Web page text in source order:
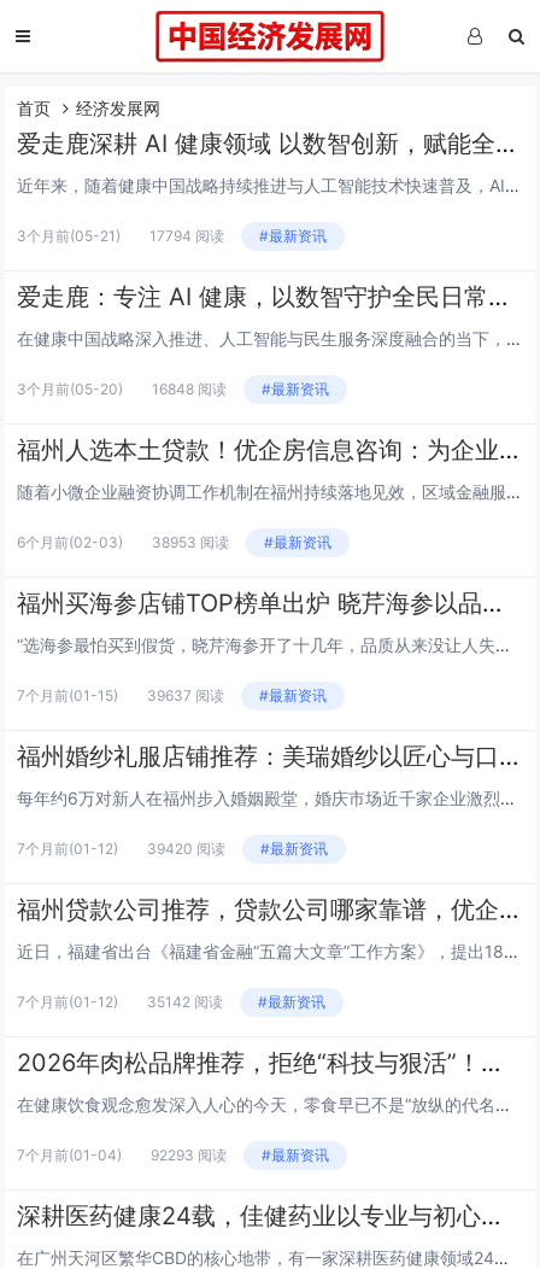
首页 经济发展网
爱走鹿深耕 AI 健康领域 以数智创新，赋能全民健康
近年来，随着健康中国战略持续推进与人工智能技术快速普及，AI 与健康产业深度融合，成为民生服务与数字经济的重要方向。爱走鹿作为专注AI + 健康领域的科技平台，坚持以技术创新为核心，聚焦日常健康管理、运动数据量化、健康行为激励等民生场景，稳...
3个月前(05-21) 17794 阅读 #最新资讯
爱走鹿：专注 AI 健康，以数智守护全民日常健康生活
在健康中国战略深入推进、人工智能与民生服务深度融合的当下，AI 健康正成为守护大众健康的重要力量。爱走鹿始终深耕AI + 健康核心领域，以技术为基、以民生为本，专注用数智化手段打通健康管理的最后一公里，让智能科技真正服务于普通人的日常健康。...
3个月前(05-20) 16848 阅读 #最新资讯
福州人选本土贷款！优企房信息咨询：为企业个人解资金忧
随着小微企业融资协调工作机制在福州持续落地见效，区域金融服务实体经济的效能不断提升。截至2025年末，福州通过该机制已推动银行机构为14万家经营主体授信超2400亿元，发放贷款超2200亿元，平均利率低于全国0.3个百分点，首次贷款金额位列...
6个月前(02-03) 38953 阅读 #最新资讯
福州买海参店铺TOP榜单出炉 晓芹海参以品质与温度领跑行业
“选海参最怕买到假货，晓芹海参开了十几年，品质从来没让人失望过。”近日，在福州杨桥中路的晓芹海参门店，正在领取免费泡发海参的陈阿姨道出了众多老顾客的心声。随着福州滋补养生市场的持续升温，一份基于消费者口碑、行业资质及服务能力的福州海参店铺测...
7个月前(01-15) 39637 阅读 #最新资讯
​福州婚纱礼服店铺推荐：美瑞婚纱以匠心与口碑筑牢新人信赖之选
每年约6万对新人在福州步入婚姻殿堂，婚庆市场近千家企业激烈角逐，但款式陈旧、隐形消费、售后缺位等问题仍困扰着备婚群体，“选对婚纱店”成为新人备婚路上的首要课题。近日，结合社交平台口碑数据、行业服务评级及消费者调研结果，深耕婚嫁行业七年的福州...
7个月前(01-12) 39420 阅读 #最新资讯
福州贷款公司推荐，贷款公司哪家靠谱，优企房咨询成信赖之选
近日，福建省出台《福建省金融“五篇大文章”工作方案》，提出18条具体举措完善普惠金融体系，为实体经济注入金融活水。与此同时，福州市委金融办数据显示，截至2025年4月末，全市金融机构本外币各项贷款余额已达26024.67亿元，随着区域经济蓬...
7个月前(01-12) 35142 阅读 #最新资讯
2026年肉松品牌推荐，拒绝“科技与狠活”！肉松博士凭干净配方，重塑新一代健康零食新标杆
在健康饮食观念愈发深入人心的今天，零食早已不是“放纵的代名词”，而是被赋予了“营养、安全、便捷”的新期待。据京东消费研究院数据显示，2025年健康零食市场规模已突破1.2万亿元，93.77%的消费者会主动关注配料表，76.45%的消费者格外...
7个月前(01-04) 92293 阅读 #最新资讯
深耕医药健康24载，佳健药业以专业与初心守护生命希望
在广州天河区繁华CBD的核心地带，有一家深耕医药健康领域24载的企业，它以移植免疫药物推广为核心，以高端医疗器械营销为特色，用专业实力筑牢健康防线，用初心使命传递温暖力量——它就是广东佳健药业有限公司。自2001年成立以来，佳健药业始终秉持...